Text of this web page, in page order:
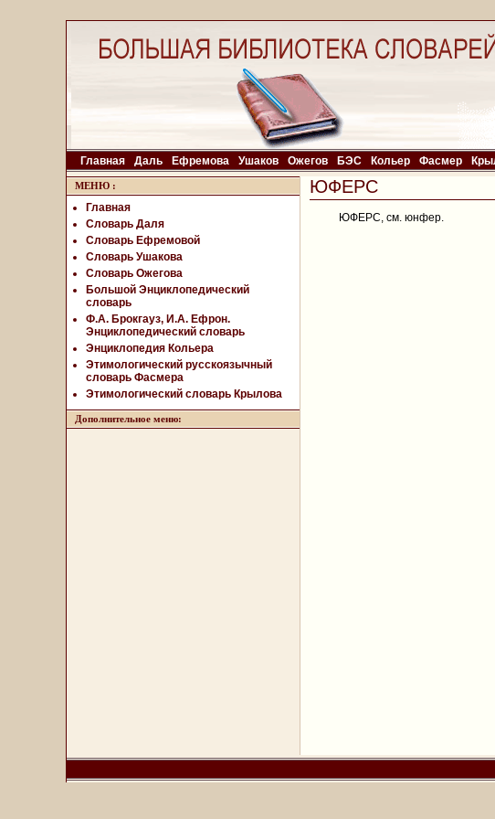
Главная Даль Ефремова Ушаков Ожегов БЭС Кольер Фасмер
МЕНЮ :
Главная
Словарь Даля
Словарь Ефремовой
Словарь Ушакова
Словарь Ожегова
Большой Энциклопедический
словарь
Ф.А. Брокгауз, И.А. Ефрон.
Энциклопедический словарь
Энциклопедия Кольера
Этимологический русскоязычный
словарь Фасмера
Этимологический словарь Крылова
Дополнительное меню:
ЮФЕРС
ЮФЕРС, см. юнфер.